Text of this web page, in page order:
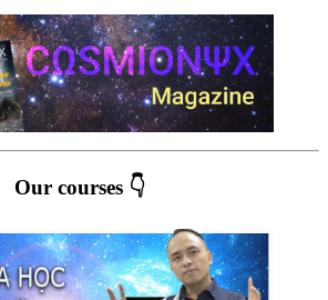
Our courses 👇